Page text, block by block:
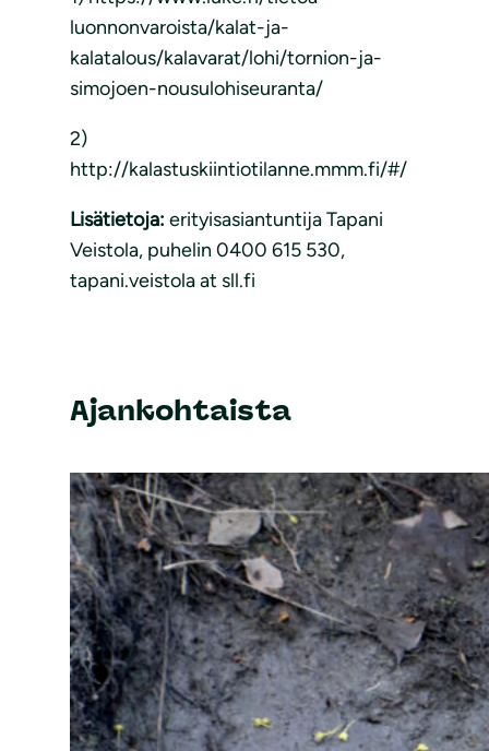
luonnonvaroista/kalat-ja-
kalatalous/kalavarat/lohi/tornion-ja-
simojoen-nousulohiseuranta/
2)
http://kalastuskiintiotilanne.mmm.fi/#/
Lisätietoja: erityisasiantuntija Tapani
Veistola, puhelin 0400 615 530,
tapani.veistola at sll.fi
Ajankohtaista